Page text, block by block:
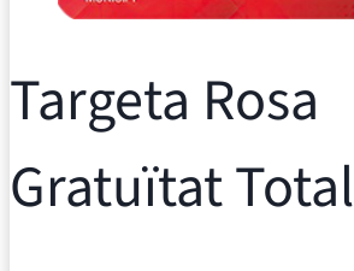
Targeta Rosa
Gratuïtat Total